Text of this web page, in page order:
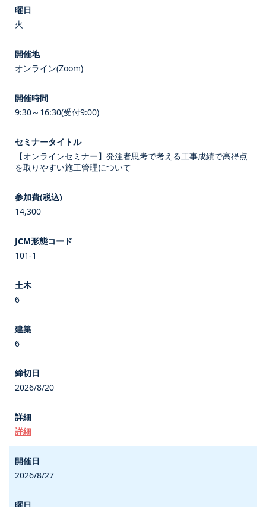
火
オンライン(Zoom)
9:30～16:30(受付9:00)
【オンラインセミナー】発注者思考で考える工事成績で高得点
を取りやすい施工管理について
14,300
101-1
6
6
2026/8/20
詳細
2026/8/27